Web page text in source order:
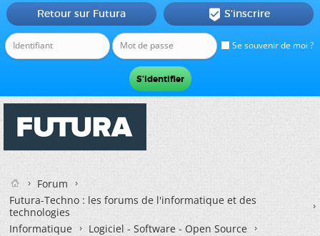
Se souvenir de moi ?
Retour sur Futura  S'inscrire
Forum
Futura-Techno : les forums de l'informatique et des
technologies
Informatique
Logiciel - Software - Open Source